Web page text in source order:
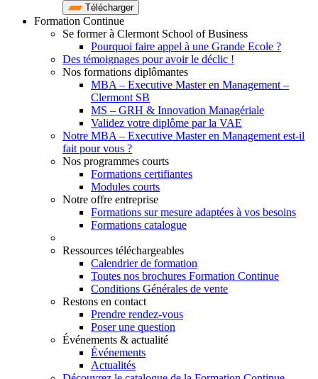
Télécharger
Formation Continue
Se former à Clermont School of Business
Pourquoi faire appel à une Grande Ecole ?
Des témoignages pour avoir le déclic !
Nos formations diplômantes
MBA – Executive Master en Management –
Clermont SB
MS – GRH & Innovation Managériale
Validez votre diplôme par la VAE
Notre MBA – Executive Master en Management est-il
fait pour vous ?
Nos programmes courts
Formations certifiantes
Modules courts
Notre offre entreprise
Formations sur mesure adaptées à vos besoins
Formations catalogue
Ressources téléchargeables
Calendrier de formation
Toutes nos brochures Formation Continue
Conditions Générales de vente
Restons en contact
Prendre rendez-vous
Poser une question
Événements & actualité
Événements
Actualités